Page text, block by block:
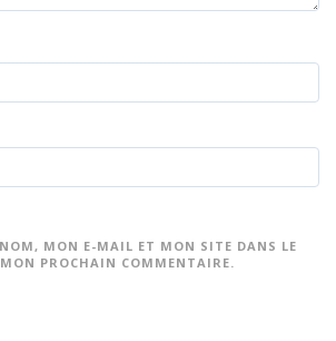
MON E-MAIL ET MON SITE DANS LE
PROCHAIN COMMENTAIRE.